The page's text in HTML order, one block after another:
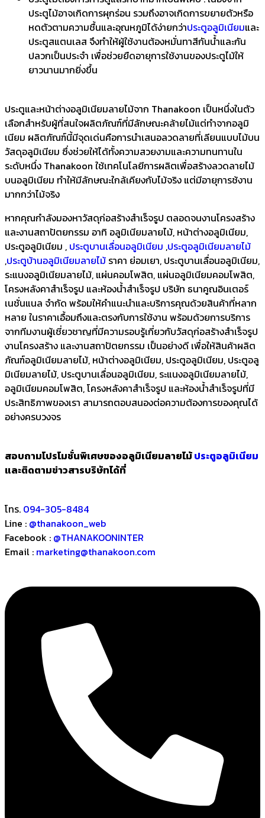
ประตูไม้อาจเกิดการผุกร่อน รวมถึงอาจเกิดการขยายตัวหรือ
หดตัวตามความชื้นและอุณหภูมิได้ง่ายกว่าประตูอลูมิเนียมและ
ประตูสแตนเลส จึงทำให้ผู้ใช้งานต้องหมั่นทาสีกันน้ำและกัน
ปลวกเป็นประจำ เพื่อช่วยยืดอายุการใช้งานของประตูไม้ให้
ยาวนานมากยิ่งขึ้น
ประตูและหน้าต่างอลูมิเนียมลายไม้จาก Thanakoon เป็นหนึ่งในตัว
เลือกสำหรับผู้ที่สนใจผลิตภัณฑ์ที่มีลักษณะคล้ายไม้แต่ทำจากอลูมิ
เนียม ผลิตภัณฑ์นี้มีจุดเด่นคือการนำเสนอลวดลายที่เลียนแบบไม้บน
วัสดุอลูมิเนียม ซึ่งช่วยให้ได้ทั้งความสวยงามและความทนทานใน
ระดับหนึ่ง Thanakoon ใช้เทคโนโลยีการผลิตเพื่อสร้างลวดลายไม้
บนอลูมิเนียม ทำให้มีลักษณะใกล้เคียงกับไม้จริง แต่มีอายุการช้งาน
มากกว่าไม้จริง
หากคุณกำลังมองหาวัสดุก่อสร้างสำเร็จรูป ตลอดจนงานโครงสร้าง
และงานสถาปัตยกรรม อาทิ อลูมิเนียมลายไม้, หน้าต่างอลูมิเนียม,
ประตูอลูมิเนียม , ประตูบานเลื่อนอลูมิเนียม ,ประตูอลูมิเนียมลายไม้
,ประตูบ้านอลูมิเนียมลายไม้ ราคา ย่อมเยา, ประตูบานเลื่อนอลูมิเนียม,
ระแนงอลูมิเนียมลายไม้, แผ่นคอมโพสิต, แผ่นอลูมิเนียมคอมโพสิต,
โครงหลังคาสำเร็จรูป และห้องน้ำสำเร็จรูป บริษัท ธนาคูณอินเตอร์
เนชั่นแนล จำกัด พร้อมให้คำแนะนำและบริการคุณด้วยสินค้าที่หลาก
หลาย ในราคาเอื้อมถึงและตรงกับการใช้งาน พร้อมด้วยการบริการ
จากทีมงานผู้เชี่ยวชาญที่มีความรอบรู้เกี่ยวกับวัสดุก่อสร้างสำเร็จรูป
งานโครงสร้าง และงานสถาปัตยกรรม เป็นอย่างดี เพื่อให้สินค้าผลิต
ภัณฑ์อลูมิเนียมลายไม้, หน้าต่างอลูมิเนียม, ประตูอลูมิเนียม, ประตูอลู
มิเนียมลายไม้, ประตูบานเลื่อนอลูมิเนียม, ระแนงอลูมิเนียมลายไม้,
อลูมิเนียมคอมโพสิต, โครงหลังคาสำเร็จรูป และห้องน้ำสำเร็จรูปที่มี
ประสิทธิภาพของเรา สามารถตอบสนองต่อความต้องการของคุณได้
อย่างครบวงจร
สอบถามโปรโมชั่นพิเศษของอลูมิเนียมลายไม้ประตูอลูมิเนียม
และติดตามข่าวสารบริษัทได้ที่
โทร. 094-305-8484
Line : @thanakoon_web
Facebook : @THANAKOONINTER
Email : marketing@thanakoon.com